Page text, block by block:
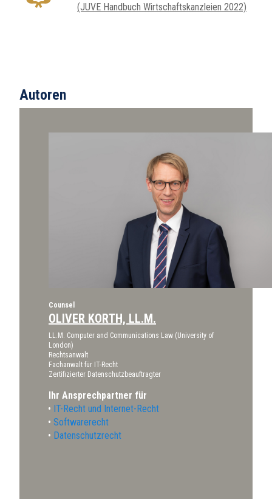
(JUVE Handbuch Wirtschaftskanzleien 2022)
Autoren
Counsel
OLIVER KORTH, LL.M.
LL.M. Computer and Communications Law (University of
London)
Rechtsanwalt
Fachanwalt für IT-Recht
Zertifizierter Datenschutzbeauftragter
Ihr Ansprechpartner für
IT-Recht und Internet-Recht
Softwarerecht
Datenschutzrecht